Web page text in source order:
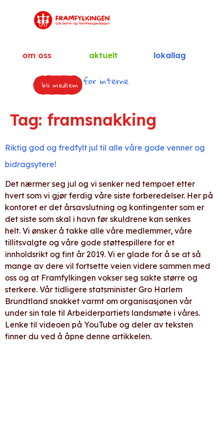
om oss aktuelt lokallag
bli medlem for interne
Tag: framsnakking
Riktig god og fredfylt jul til alle våre gode venner og
bidragsytere!
Det nærmer seg jul og vi senker ned tempoet etter
hvert som vi gjør ferdig våre siste forberedelser. Her på
kontoret er det årsavslutning og kontingenter som er
det siste som skal i havn før skuldrene kan senkes
helt. Vi ønsker å takke alle våre medlemmer, våre
tillitsvalgte og våre gode støttespillere for et
innholdsrikt og fint år 2019. Vi er glade for å se at så
mange av dere vil fortsette veien videre sammen med
oss og at Framfylkingen vokser seg sakte større og
sterkere. Vår tidligere statsminister Gro Harlem
Brundtland snakket varmt om organisasjonen vår
under sin tale til Arbeiderpartiets landsmøte i våres.
Lenke til videoen på YouTube og deler av teksten
finner du ved å åpne denne artikkelen.